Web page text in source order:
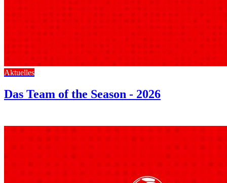
Aktuelles
Das Team of the Season - 2026